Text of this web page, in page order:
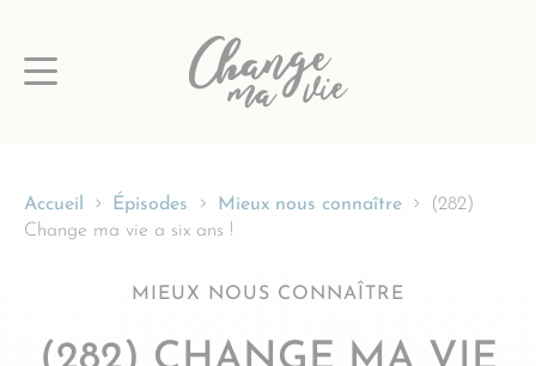
au
Accueil Épisodes Mieux nous connaître
(282)
Change ma vie a six ans !
MIEUX NOUS CONNAÎTRE